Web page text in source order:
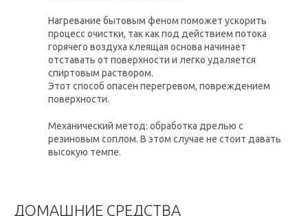
Нагревание бытовым феном поможет ускорить
процесс очистки, так как под действием потока
горячего воздуха клеящая основа начинает
отставать от поверхности и легко удаляется
спиртовым раствором.
Этот способ опасен перегревом, повреждением
поверхности.
Механический метод: обработка дрелью с
резиновым соплом. В этом случае не стоит давать
высокую темпе.
ДОМАШНИЕ СРЕДСТВА